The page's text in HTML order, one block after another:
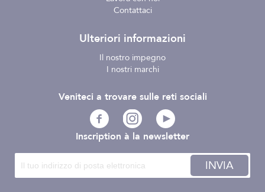
Contattaci
Ulteriori informazioni
Il nostro impegno
I nostri marchi
Inscription à la newsletter
INVIA
Veniteci a trovare sulle reti sociali